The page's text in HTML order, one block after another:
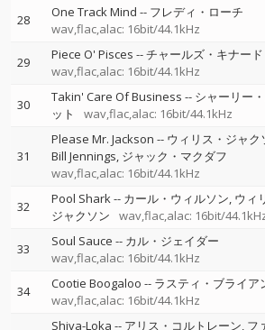
28 One Track Mind -- フレディ・ローチ
wav,flac,alac: 16bit/44.1kHz
29 Piece O' Pisces --チャールズ・キナード
wav,flac,alac: 16bit/44.1kHz
30 Takin' Care Of Business -- シャーリー
ット
wav,flac,alac: 16bit/44.1kHz
31
Please Mr. Jackson -- ウィリス・ジャク
Bill Jennings ジャック・マクダフ
wav,flac,alac: 16bit/44.1kHz
32 Pool Shark-- カール・ウィルソン ウィ
ジャクソン
wav,flac,alac: 16bit/
33 Soul Sauce -- カル・ジェイダー
wav,flac,alac: 16bit/44.1kHz
34 Cootie Boogaloo -- ラスティ・ブライア
wav,flac,alac: 16bit/44.1kHz
Shiva-Loka -- アリス・コルトレーン フ